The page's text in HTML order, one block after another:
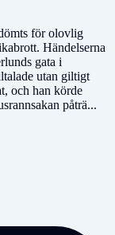
för olovlig
Händelserna
gata i
utan giltigt
och han körde
påträ...